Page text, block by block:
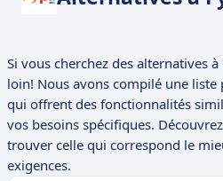
Si vous cherchez des alternatives
loin! Nous avons compilé une
qui offrent des fonctionnalités
vos besoins spécifiques.
trouver celle qui correspond le
exigences.